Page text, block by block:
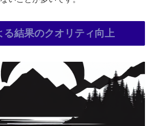
る結果のクオリティ向上